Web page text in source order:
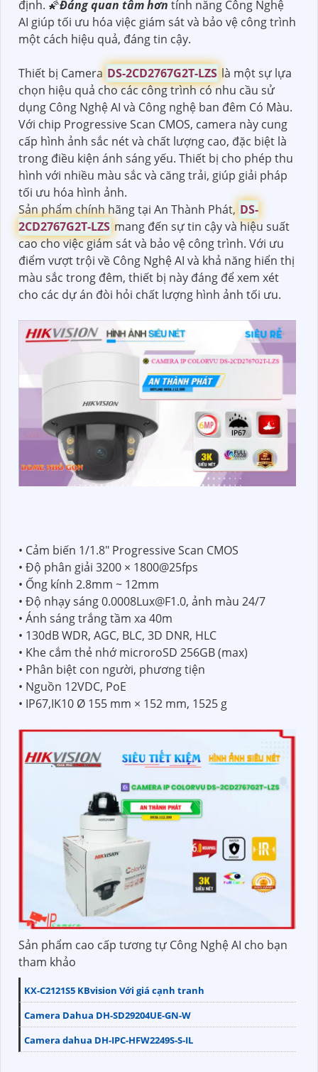
định. 🌠Đáng quan tâm hơn tính năng Công Nghệ
AI giúp tối ưu hóa việc giám sát và bảo vệ công trình
một cách hiệu quả, đáng tin cậy.
Thiết bị Camera DS-2CD2767G2T-LZS là một sự lựa
chọn hiệu quả cho các công trình có nhu cầu sử
dụng Công Nghệ AI và Công nghệ ban đêm Có Màu.
Với chip Progressive Scan CMOS, camera này cung
cấp hình ảnh sắc nét và chất lượng cao, đặc biệt là
trong điều kiện ánh sáng yếu. Thiết bị cho phép thu
hình với nhiều màu sắc và căng trải, giúp giải pháp
tối ưu hóa hình ảnh.
Sản phẩm chính hãng tại An Thành Phát, DS-
2CD2767G2T-LZS mang đến sự tin cậy và hiệu suất
cao cho việc giám sát và bảo vệ công trình. Với ưu
điểm vượt trội về Công Nghệ AI và khả năng hiển thị
màu sắc trong đêm, thiết bị này đáng để xem xét
cho các dự án đòi hỏi chất lượng hình ảnh tối ưu.
• Cảm biến 1/1.8" Progressive Scan CMOS
• Độ phân giải 3200 × 1800@25fps
• Ống kính 2.8mm ~ 12mm
• Độ nhạy sáng 0.0008Lux@F1.0, ảnh màu 24/7
• Ánh sáng trắng tầm xa 40m
• 130dB WDR, AGC, BLC, 3D DNR, HLC
• Khe cắm thẻ nhớ microroSD 256GB (max)
• Phân biệt con người, phương tiện
• Nguồn 12VDC, PoE
• IP67,IK10 Ø 155 mm × 152 mm, 1525 g
Sản phẩm cao cấp tương tự Công Nghệ AI cho bạn
tham khảo
KX-C2121S5 KBvision Với giá cạnh tranh
Camera Dahua DH-SD29204UE-GN-W
Camera dahua DH-IPC-HFW2249S-S-IL